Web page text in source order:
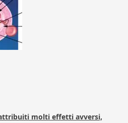
molti effetti avversi,